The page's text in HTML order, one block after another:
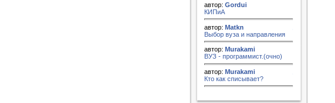
автор: Gordui
КИПиА
автор: Matkn
Выбор вуза и направления
автор: Murakami
ВУЗ - программист.(очно)
автор: Murakami
Кто как списывает?